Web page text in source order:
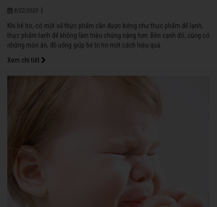
8/22/2020 |
Khi bé ho, có một số thực phẩm cần được kiêng như thực phẩm để lạnh,
thực phẩm tanh để không làm triệu chứng nặng hơn. Bên cạnh đó, cũng có
những món ăn, đồ uống giúp bé trị ho một cách hiệu quả.
Xem chi tiết